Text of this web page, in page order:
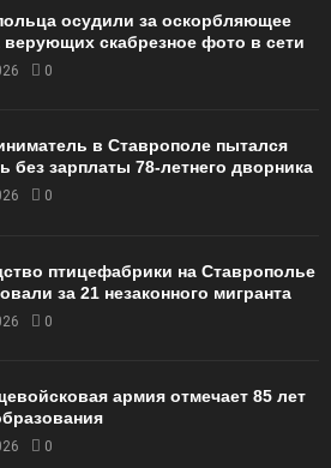
осудили за оскорбляющее
верующих скабрезное фото в сети
0
в Ставрополе пытался
без зарплаты 78-летнего дворника
0
птицефабрики на Ставрополье
за 21 незаконного мигранта
0
армия отмечает 85 лет
0